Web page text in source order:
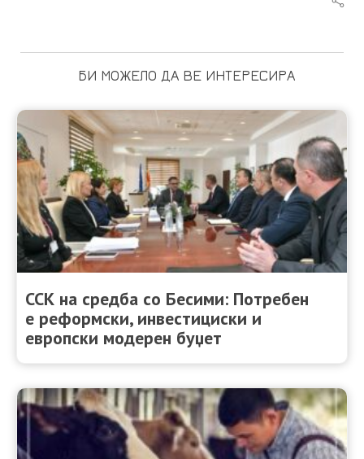
БИ МОЖЕЛО ДА ВЕ ИНТЕРЕСИРА
ССК на средба со Бесими: Потребен
е реформски, инвестициски и
европски модерен буџет